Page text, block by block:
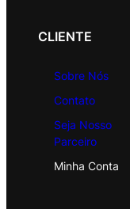
CLIENTE
Sobre Nós
Contato
Seja Nosso
Parceiro
Minha Conta